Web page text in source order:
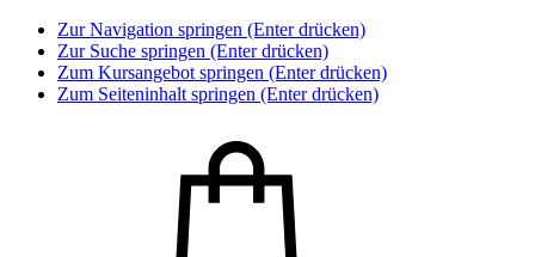
Zur Navigation springen (Enter drücken)
Zur Suche springen (Enter drücken)
Zum Kursangebot springen (Enter drücken)
Zum Seiteninhalt springen (Enter drücken)